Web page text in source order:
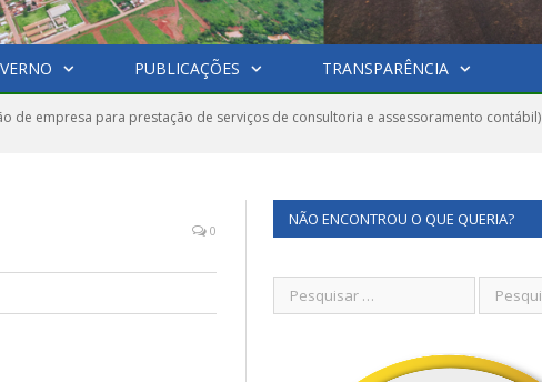
PUBLICAÇÕES TRANSPARÊNCIA
de empresa para prestação de serviços de consultoria e assessoramento contábil)
0
NÃO ENCONTROU O QUE QUERIA?